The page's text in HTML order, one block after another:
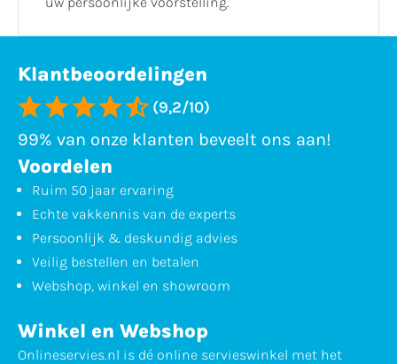
Klantbeoordelingen
(9,2/10)
99% van onze klanten beveelt ons aan!
Voordelen
Ruim 50 jaar ervaring
Echte vakkennis van de experts
Persoonlijk & deskundig advies
Veilig bestellen en betalen
Webshop, winkel en showroom
Winkel en Webshop
Onlineservies.nl is dé online servieswinkel met het